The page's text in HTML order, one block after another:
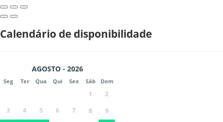
Calendário de disponibilidade
AGOSTO - 2026
Seg Ter Qua Qui Sex Sáb Dom
1
2
3
4 5 6 7 8
9